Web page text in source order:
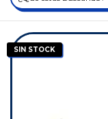
SIN STOCK